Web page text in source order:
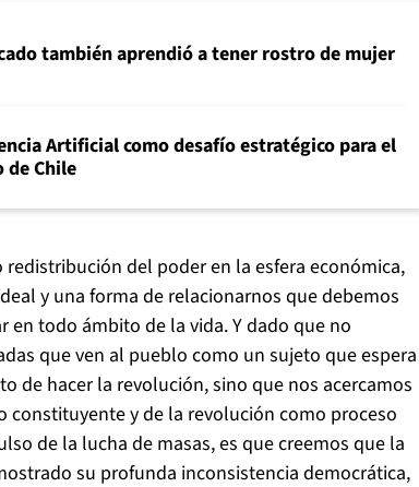
también aprendió a tener rostro de mujer
Artificial como desafío estratégico para el
de Chile
del poder en la esfera económica,
y una forma de relacionarnos que debemos
en todo ámbito de la vida. Y dado que no
que ven al pueblo como un sujeto que espera
de hacer la revolución, sino que nos acercamos
constituyente y de la revolución como proceso
de la lucha de masas, es que creemos que la
su profunda inconsistencia democrática,